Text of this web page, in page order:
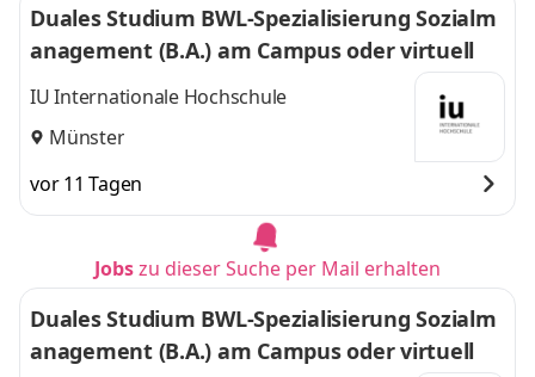
Duales Studium BWL-Spezialisierung Sozialm
anagement (B.A.) am Campus oder virtuell
IU Internationale Hochschule
Münster
vor 11 Tagen
Jobszu dieser Suche per Mail erhalten
Duales Studium BWL-Spezialisierung Sozialm
anagement (B.A.) am Campus oder virtuell